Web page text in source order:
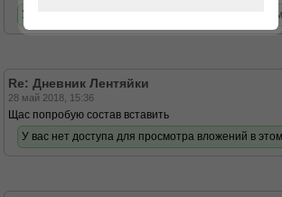
У вас нет доступа для просмотра вложений в
Re: Дневник Лентяйки
28 май 2018, 15:36
Щас попробую состав вставить
У вас нет доступа для просмотра вложений в